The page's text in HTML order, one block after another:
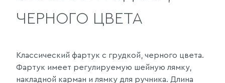
ЧЕРНОГО ЦВЕТА
Классический фартук с грудкой, черного цвета.
Фартук имеет регулируемую шейную лямку,
накладной карман и лямку для ручника. Длина